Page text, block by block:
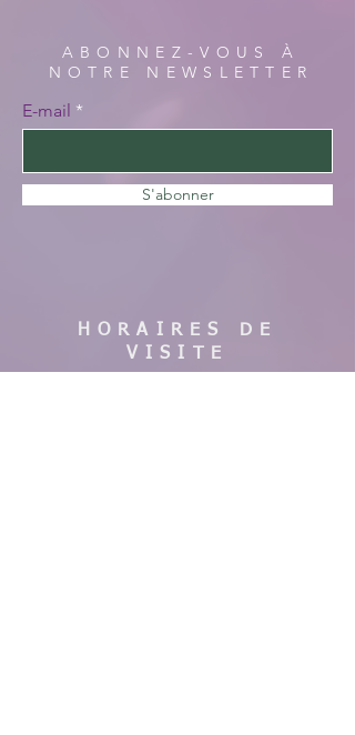
ABONNEZ-VOUS À
NOTRE NEWSLETTER
E-mail
S'abonner
HORAIRES DE
VISITE